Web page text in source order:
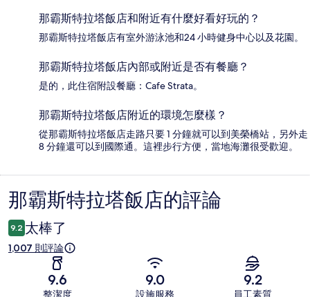
那霸斯特拉塔飯店和附近有什麼好看好玩的？
那霸斯特拉塔飯店有室外游泳池和24 小時健身中心以及花園。
那霸斯特拉塔飯店內部或附近是否有餐廳？
是的，此住宿附設餐廳：Cafe Strata。
那霸斯特拉塔飯店附近的環境怎麼樣？
從那霸斯特拉塔飯店走路只要 1 分鐘就可以到美榮橋站，另外走
8 分鐘還可以到國際通。這裡步行方便，當地海灘很受歡迎。
評
論
那霸斯特拉塔飯店的評論
9.2 太棒了
1,007 則評論
9.6
整潔度
9.0
設施服務
9.2
員工素質